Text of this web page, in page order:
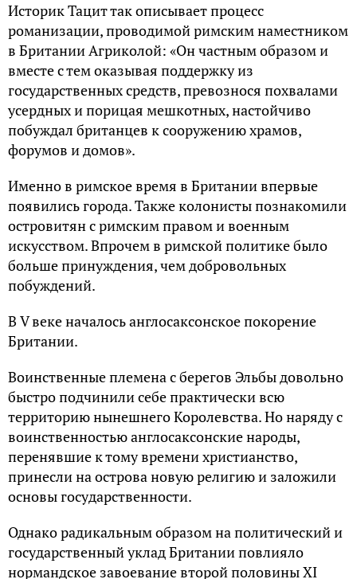
Историк Тацит так описывает процесс
романизации, проводимой римским наместником
в Британии Агриколой: «Он частным образом и
вместе с тем оказывая поддержку из
государственных средств, превознося похвалами
усердных и порицая мешкотных, настойчиво
побуждал британцев к сооружению храмов,
форумов и домов».
Именно в римское время в Британии впервые
появились города. Также колонисты познакомили
островитян с римским правом и военным
искусством. Впрочем в римской политике было
больше принуждения, чем добровольных
побуждений.
В V веке началось англосаксонское покорение
Британии.
Воинственные племена с берегов Эльбы довольно
быстро подчинили себе практически всю
территорию нынешнего Королевства. Но наряду с
воинственностью англосаксонские народы,
перенявшие к тому времени христианство,
принесли на острова новую религию и заложили
основы государственности.
Однако радикальным образом на политический и
государственный уклад Британии повлияло
нормандское завоевание второй половины XI